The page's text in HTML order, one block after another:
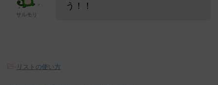
サルモリ
う！！
リストの使い方